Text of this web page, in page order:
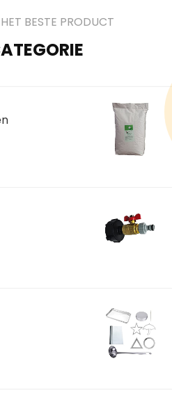
BESTE PRODUCT